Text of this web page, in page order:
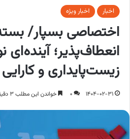
اخبار اخبار ویژه
اختصاصی بسپار/
انعطاف‌پذیر؛ آینده‌ای
زیست‌پایداری و
1404-02-31
0 خواندن این مطلب 3 دقیقه زمان میبرد